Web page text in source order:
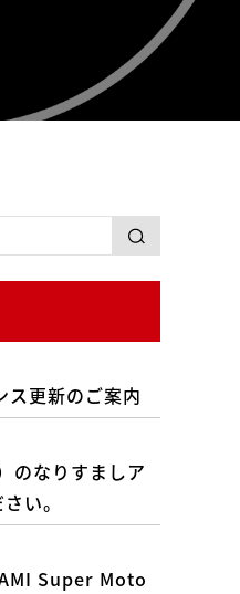
ス更新のご案内
のなりすましア
い。
Super Moto